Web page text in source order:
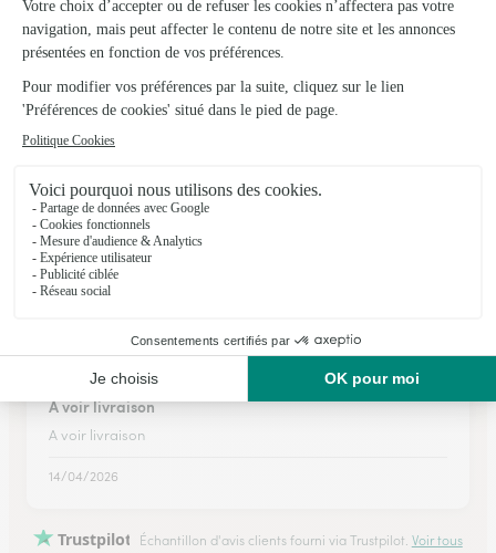
Même très en retard, (commande pour le jour même 1er mai
!!), le service Interflora propose du choix et sait traiter les
01/05/2026
★ ★ ★ ★ ★
Facilité
Facilité, efficacité et rapidité
17/12/2025
★ ★ ★
A voir livraison
A voir livraison
14/04/2026
Trustpilot Échantillon d'avis clients fourni via Trustpilot. Voir tous